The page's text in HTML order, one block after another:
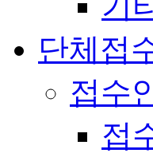
단체접
접수
접